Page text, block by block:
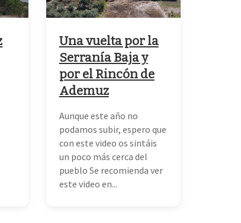
Una vuelta por la
Serranía Baja y
por el Rincón de
Ademuz
Aunque este año no
podamos subir, espero que
con este video os sintáis
un poco más cerca del
pueblo Se recomienda ver
este video en...